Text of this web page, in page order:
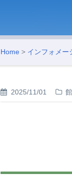
Home > インフォメー
2025/11/01